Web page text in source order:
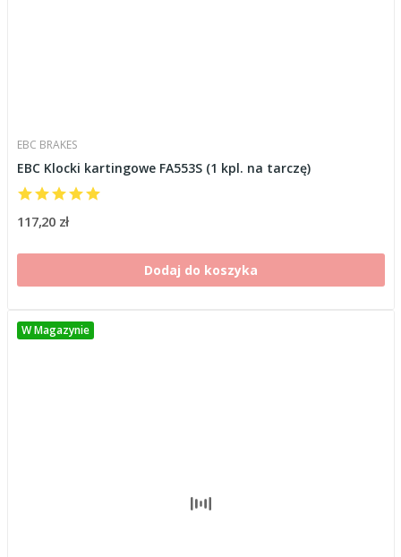
EBC BRAKES
EBC Klocki kartingowe FA553S (1 kpl. na tarczę)
117,20 zł
Dodaj do koszyka
W Magazynie